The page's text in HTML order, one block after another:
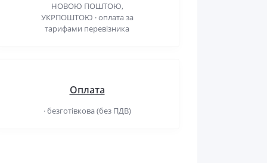
НОВОЮ ПОШТОЮ,
УКРПОШТОЮ · оплата за
тарифами перевізника
Оплата
· безготівкова (без ПДВ)